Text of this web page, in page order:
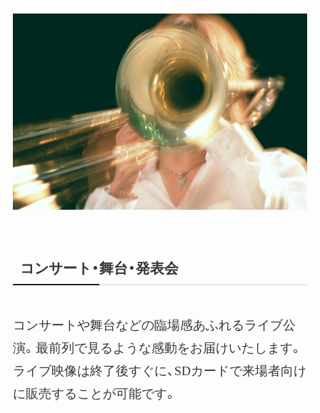
コンサート・舞台・発表会
コンサートや舞台などの臨場感あふれるライブ公
演。最前列で見るような感動をお届けいたします。
ライブ映像は終了後すぐに、SDカードで来場者向け
に販売することが可能です。